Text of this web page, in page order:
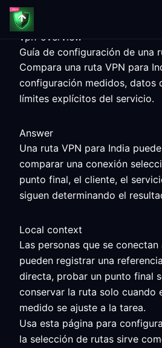
vpn-overview
Guía de configuración de una
Compara una ruta VPN para
configuración medidos, datos
límites explícitos del servicio.
Answer
Una ruta VPN para India
comparar una conexión
punto final, el cliente, el
siguen determinando el
Local context
Las personas que se
pueden registrar una
directa, probar un punto final
conservar la ruta solo cuando
medido se ajuste a la tarea.
Usa esta página para
la selección de rutas sirve